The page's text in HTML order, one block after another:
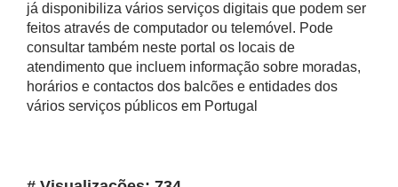
já disponibiliza vários serviços digitais que podem ser
feitos através de computador ou telemóvel. Pode
consultar também neste portal os locais de
atendimento que incluem informação sobre moradas,
horários e contactos dos balcões e entidades dos
vários serviços públicos em Portugal